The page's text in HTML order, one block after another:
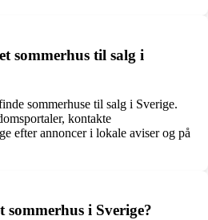
sommerhus til salg i
sommerhuse til salg i Sverige.
kontakte
efter annoncer i lokale aviser og på
sommerhus i Sverige?